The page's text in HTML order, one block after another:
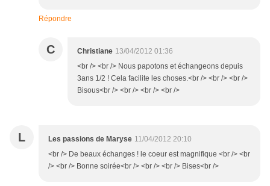
Répondre
C Christiane 13/04/2012 01:36
<br /> <br /> Nous papotons et échangeons depuis
3ans 1/2 ! Cela facilite les choses.<br /> <br /> <br />
Bisous<br /> <br /> <br /> <br />
L Les passions de Maryse 11/04/2012 20:10
<br /> De beaux échanges ! le coeur est magnifique <br /> <br
/> <br /> Bonne soirée<br /> <br /> <br /> Bises<br />